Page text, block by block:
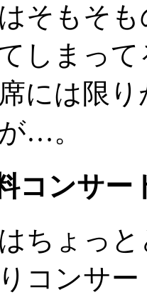
そもそ
しまっ
には限
…。
コンサー
ちょっ
コンサ